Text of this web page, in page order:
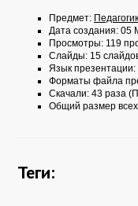
Предмет:
Дата создания: 05
Просмотры: 119
Слайды: 15
Язык презентации:
Форматы файла
Скачали: 43 раза
Общий размер
Теги: